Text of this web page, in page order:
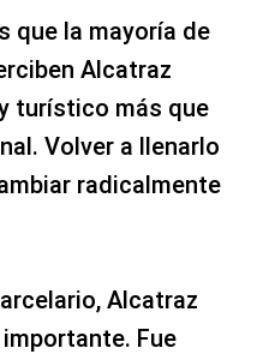
que la mayoría de
Alcatraz
turístico más que
Volver a llenarlo
radicalmente
Alcatraz
Fue